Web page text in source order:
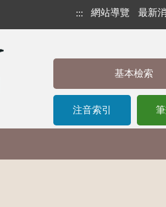
::: 網站導覽 最新
基本檢索
注音索引 筆